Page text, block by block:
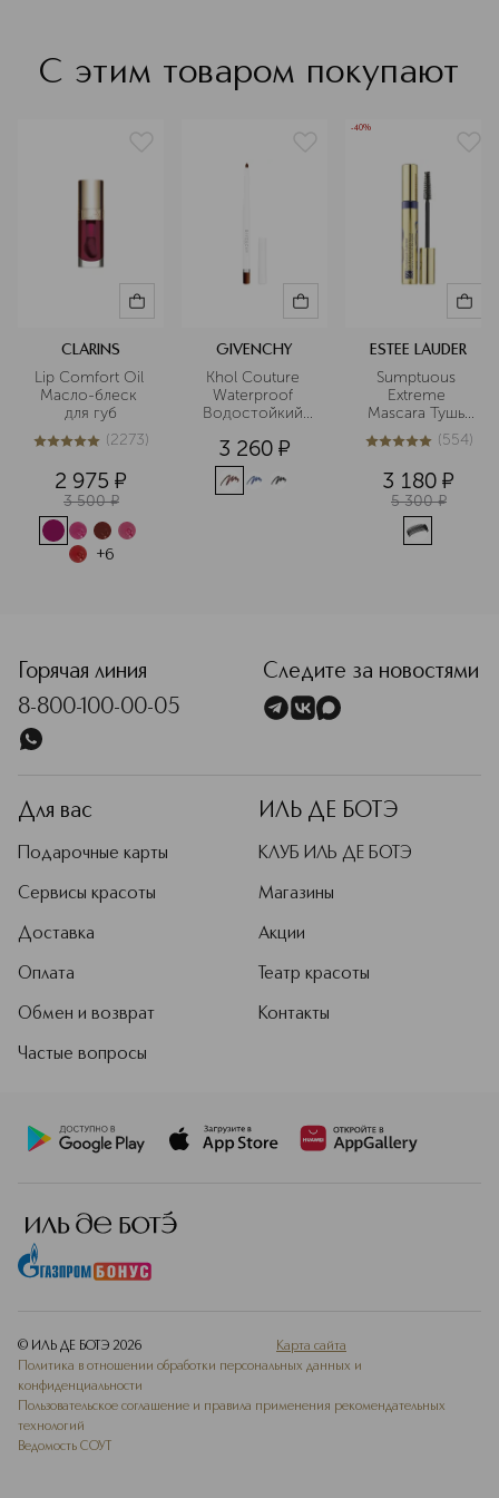
С этим товаром покупают
CLARINS
Lip Comfort Oil
Масло-блеск
для губ
5из 52273 (2273)
2 975 ¤
3 500 ¤
+6
GIVENCHY
Khol Couture
Waterproof
Водостойкий
глаз
3 260 ¤
-40%
ESTEE LAUDER
Sumptuous
Extreme
Mascara Тушь
для ресниц
4.9из5554 (554)
3 180 ¤
5 300 ¤
Горячая линия
8-800-100-00-05
Следите за новостями
Для вас
Подарочные карты
Сервисы красоты
Доставка
Оплата
Обмен и возврат
Частые вопросы
ИЛЬ ДЕ БОТЭ
КЛУБ ИЛЬ ДЕ БОТЭ
Магазины
Акции
Театр красоты
Контакты
© ИЛЬ ДЕ БОТЭ 2026
Карта сайта
Политика в отношении обработки персональных данных и
конфиденциальности
Пользовательское соглашение и правила применения рекомендательных
технологий
Ведомость СОУТ